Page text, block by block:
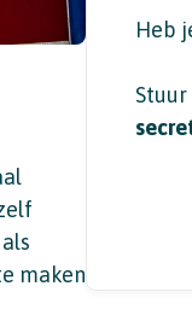
maken
Heb